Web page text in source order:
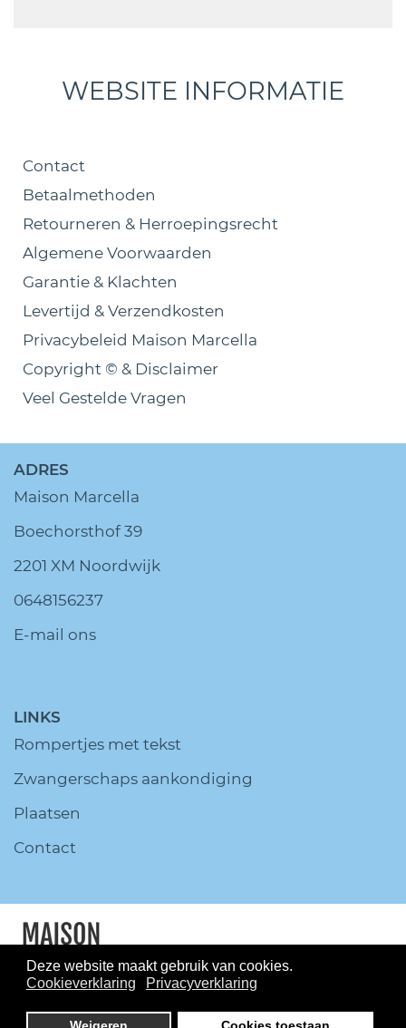
Deze website maakt gebruik van cookies.
Cookieverklaring
Privacyverklaring
WEBSITE INFORMATIE
Contact
Betaalmethoden
Retourneren & Herroepingsrecht
Algemene Voorwaarden
Garantie & Klachten
Levertijd & Verzendkosten
Privacybeleid Maison Marcella
Copyright © & Disclaimer
Veel Gestelde Vragen
ADRES
Maison Marcella
Boechorsthof 39
2201 XM Noordwijk
0648156237
E-mail ons
LINKS
Rompertjes met tekst
Zwangerschaps aankondiging
Plaatsen
Contact
© MaisonMarcella.nl All Rights
Reserved.
Disclaimer
Privacy